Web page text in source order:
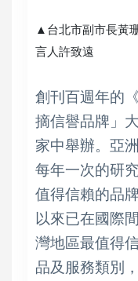
▲台北市副市長黃
言人許致遠
創刊百週年的
摘信譽品牌」
家中舉辦。亞
每年一次的研
值得信賴的品
以來已在國際
灣地區最值得
品及服務類別